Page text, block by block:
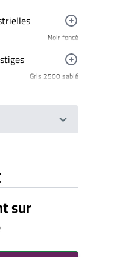
Noir foncé
Jaune signalisation
R1023
R3020
Gris 2500 sablé
Bronze 2525
YW283F
Mars 2525 Sablé
Gris 2900 Sablé
sur